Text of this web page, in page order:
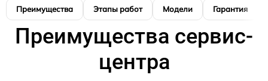
Преимущества Этапы работ Модели Гарантия
Преимущества сервис-
центра